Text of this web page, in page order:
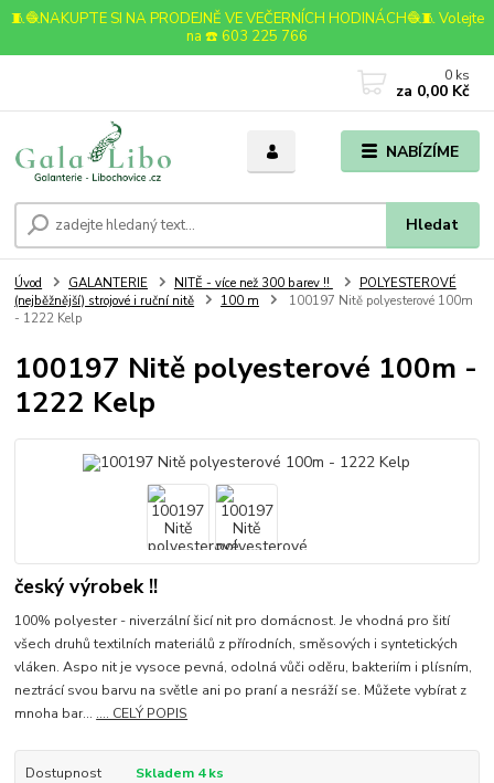
🧵🧶NAKUPTE SI NA PRODEJNĚ VE VEČERNÍCH HODINÁCH🧶🧵 Volejte
na ☎️ 603 225 766
NABÍZÍME
Hledat
0 ks
za 0,00 Kč
Úvod GALANTERIE NITĚ - více než 300 barev !!
POLYESTEROVÉ
(nejběžnější) strojové i ruční nitě
100 m
100197 Nitě polyesterové 100m
- 1222 Kelp
100197 Nitě polyesterové 100m -
1222 Kelp
český výrobek !!
100% polyester - niverzální šicí nit pro domácnost. Je vhodná pro šití
všech druhů textilních materiálů z přírodních, směsových i syntetických
vláken. Aspo nit je vysoce pevná, odolná vůči oděru, bakteriím i plísním,
neztrácí svou barvu na světle ani po praní a nesráží se. Můžete vybírat z
mnoha bar... .... CELÝ POPIS
Dostupnost Skladem 4 ks